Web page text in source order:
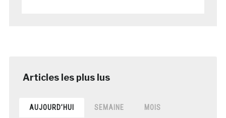
AUJOURD’HUI SEMAINE MOIS